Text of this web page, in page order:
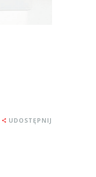
UDOSTĘPNIJ